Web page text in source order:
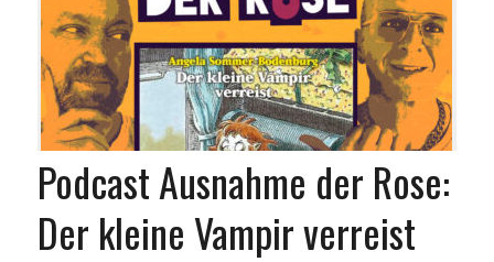
Podcast Ausnahme der Rose:
Der kleine Vampir verreist